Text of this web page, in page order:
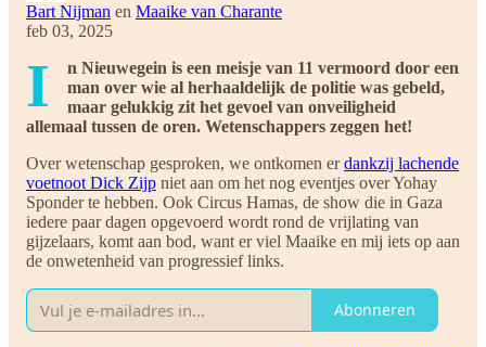
Bart Nijman en Maaike van Charante
feb 03, 2025
I
n Nieuwegein is een meisje van 11 vermoord door een
man over wie al herhaaldelijk de politie was gebeld,
maar gelukkig zit het gevoel van onveiligheid
allemaal tussen de oren. Wetenschappers zeggen het!
Over wetenschap gesproken, we ontkomen erdankzij lachende
voetnoot Dick Zijp niet aan om het nog eventjes over Yohay
Sponder te hebben. Ook Circus Hamas, de show die in Gaza
iedere paar dagen opgevoerd wordt rond de vrijlating van
gijzelaars, komt aan bod, want er viel Maaike en mij iets op aan
de onwetenheid van progressief links.
Abonneren